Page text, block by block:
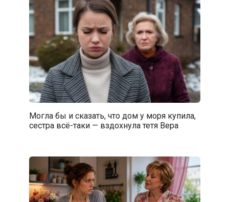
Могла бы и сказать, что дом у моря купила,
сестра всё-таки — вздохнула тетя Вера